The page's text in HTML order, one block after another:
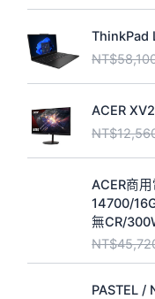
ThinkPad
NT$
ACER
NT$
ACER商
14700/
無CR/
NT$
PASTEL /